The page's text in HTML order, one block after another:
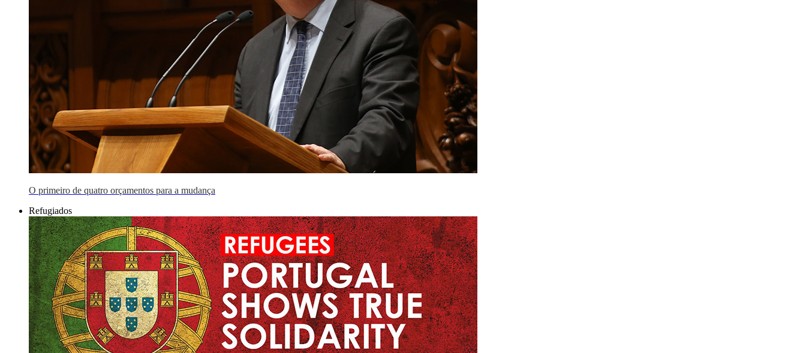
O primeiro de quatro orçamentos para a mudança
Refugiados